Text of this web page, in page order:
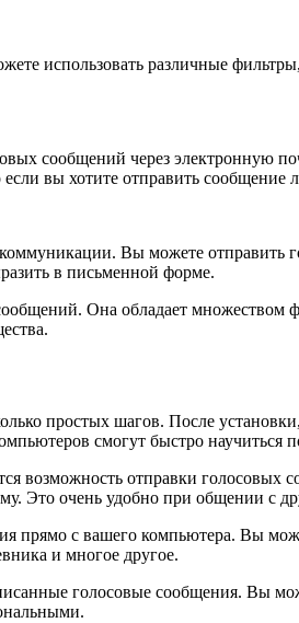
использовать различные
сообщений через электронную
вы хотите отправить сообщение
Вы можете отправить
в письменной форме.
Она обладает
простых шагов. После
смогут быстро научиться
возможность отправки голосовых
Это очень удобно при общении с
прямо с вашего компьютера. Вы
и многое другое.
голосовые сообщения. Вы